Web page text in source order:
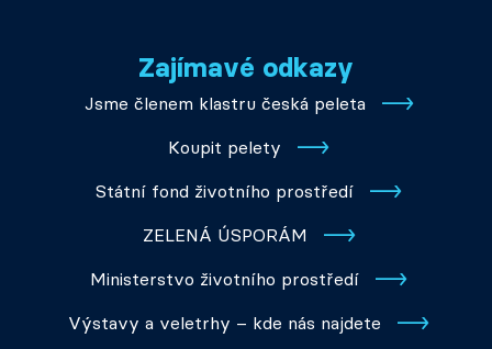
Zajímavé odkazy
Jsme členem klastru česká peleta
Koupit pelety
Státní fond životního prostředí
ZELENÁ ÚSPORÁM
Ministerstvo životního prostředí
Výstavy a veletrhy – kde nás najdete